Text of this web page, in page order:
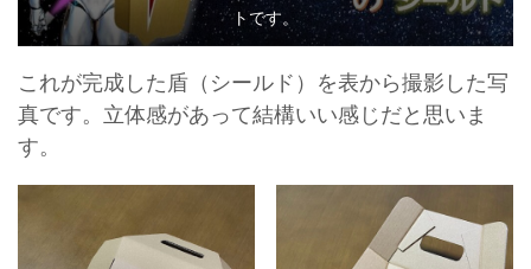
トです。
これが完成した盾（シールド）を表から撮影した写
真です。立体感があって結構いい感じだと思いま
す。